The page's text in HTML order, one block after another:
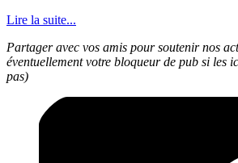
Lire la suite...
Partager avec vos amis pour soutenir nos
éventuellement votre bloqueur de pub si les
pas)